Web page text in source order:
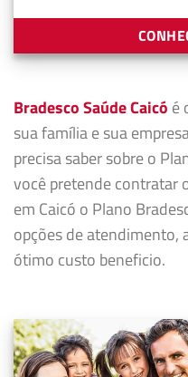
Bradesco Saúde Caicó é
sua família e sua
precisa saber sobre o
você pretende contratar
em Caicó o Plano
opções de atendimento,
ótimo custo beneficio.